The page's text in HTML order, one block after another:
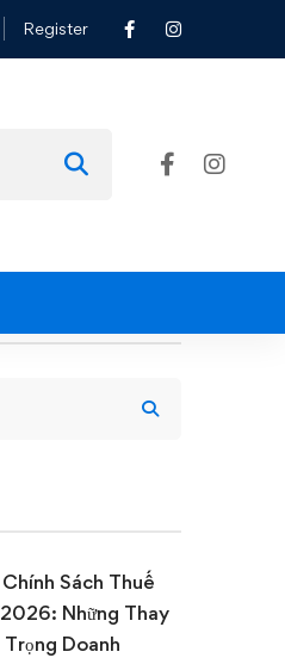
Register
Sách Thuế
Những Thay
Doanh